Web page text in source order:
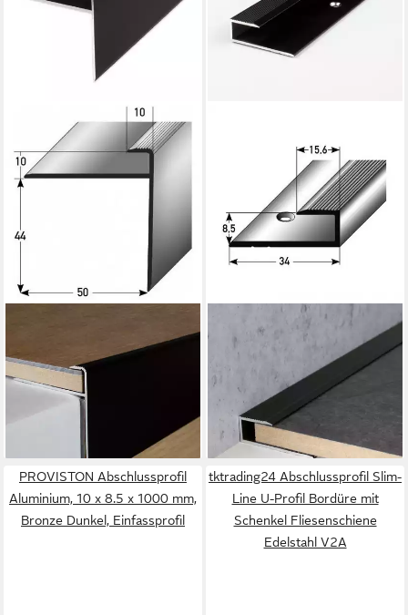
Abschlussprofil Aluminium, 50
x 10 x 1000 mm, Bronze
Dunkel, Einfassprofile
(29,00 €/ 1 m)
lieferbar - in 2-3 Werktagen bei dir
Abschlussprofil Aluminium,
15.6 x 8.5 x 1000 mm, Bronze
Dunkel, Abschlussprofil (1-St)
13,45 €
lieferbar in 4 Wochen
PROVISTON Abschlussprofil
Aluminium, 10 x 8.5 x 1000 mm,
Bronze Dunkel, Einfassprofil
tktrading24 Abschlussprofil Slim-
Line U-Profil Bordüre mit
Schenkel Fliesenschiene
Edelstahl V2A